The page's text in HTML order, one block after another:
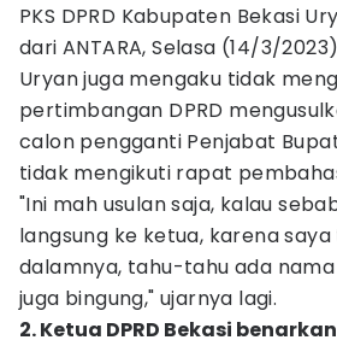
PKS DPRD Kabupaten Bekasi
dari ANTARA, Selasa (14/3/
Uryan juga mengaku tidak
pertimbangan DPRD
calon pengganti Penjabat
tidak mengikuti rapat
"Ini mah usulan saja, kalau
langsung ke ketua, karena
dalamnya, tahu-tahu ada
juga bingung," ujarnya lagi.
2. Ketua DPRD Bekasi